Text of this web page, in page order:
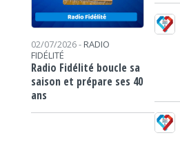
02/07/2026 - RADIO
FIDÉLITÉ
Radio Fidélité boucle sa
saison et prépare ses 40
ans